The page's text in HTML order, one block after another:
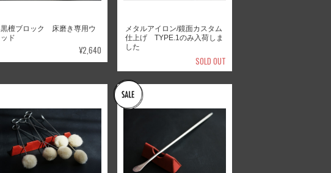
黒檀ブロック 床磨き専用ウ
ッド
¥2,640
メタルアイロン/鏡面カスタム
仕上げ TYPE.1のみ入荷しま
した
SOLD OUT